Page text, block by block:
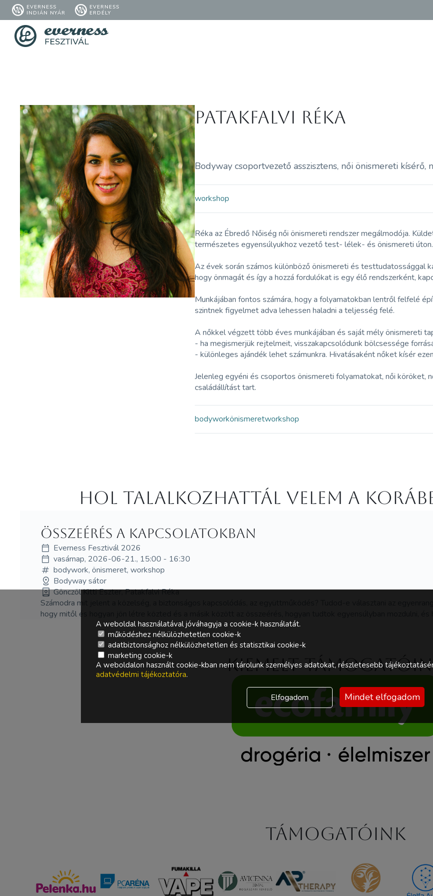
EVERNESS
INDIÁN NYÁR
EVERNESS
ERDÉLY
Patakfalvi Réka
Bodyway csoportvezető asszisztens, női önismereti kísérő,
workshop
Réka az Ébredő Nőiség női önismereti rendszer megálmodója.
természetes egyensúlyukhoz vezető test- lélek- és önismereti úton.
Az évek során számos különböző önismereti és
hogy önmagát és így a hozzá fordulókat is egy élő rendszerként,
Munkájában fontos számára, hogy a folyamatokban lentről felfelé
szintnek figyelmet adva lehessen haladni a teljesség felé.
A nőkkel végzett több éves munkájában és saját mély önismereti
- ha megismerjük rejtelmeit, visszakapcsolódunk bölcsessége
- különleges ajándék lehet számunkra. Hivatásaként nőket kísér
Jelenleg egyéni és csoportos önismereti folyamatokat, női
családállítást tart.
bodyworkönismeretworkshop
Hol Talalkozhattál velem a
Összeérés a kapcsolatokban
Everness Fesztivál 2026
vasárnap, 2026-06-21., 15:00 - 16:30
bodywork, önismeret, workshop
Bodyway sátor
Gönczöl Kitti Eszter, Patakfalvi Réka
Számodra mit jelent a közelség, a biztonságos kapcsolódás, az együttműködés? Tudod-e választani az
hogy mitől és hogyan jön létre közted és a másik között az összeérés, hogyan tudtok egyensúlyban mozdulni,
Kiemelt
Támogatóink
A weboldal használatával jóváhagyja a cookie-k használatát.
működéshez nélkülözhetetlen cookie-k
adatbiztonsághoz nélkülözhetetlen és statisztikai cookie-k
marketing cookie-k
A weboldalon használt cookie-kban nem tárolunk személyes adatokat, részletesebb
adatvédelmi tájékoztatóra.
Elfogadom Mindet elfogadom